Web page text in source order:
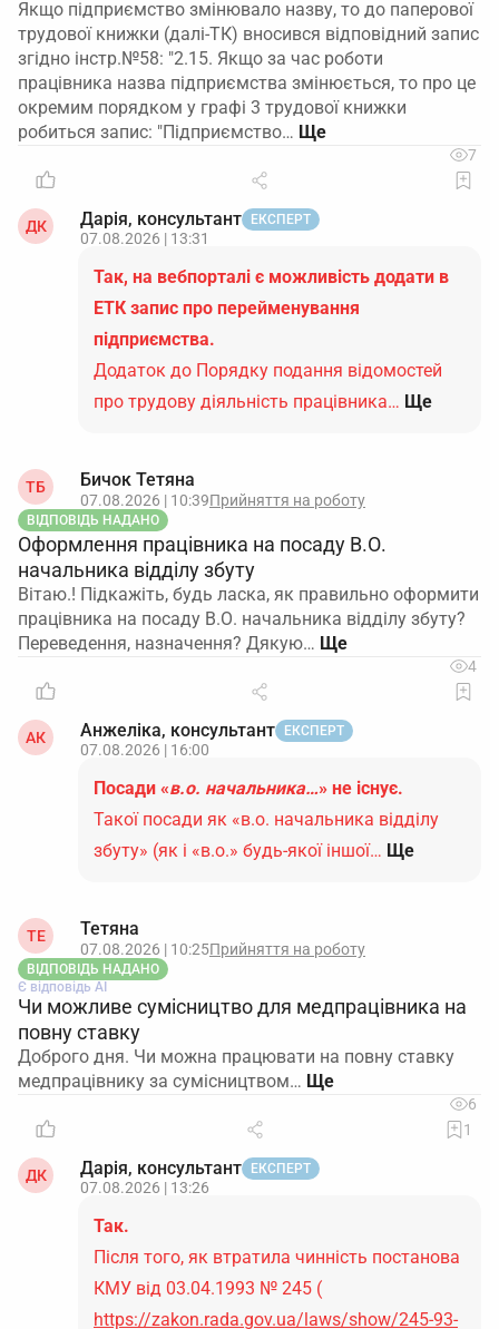
Якщо підприємство змінювало назву, то до паперової
трудової книжки (далі-ТК) вносився відповідний запис
згідно інстр.№58: "2.15. Якщо за час роботи
працівника назва підприємства змінюється, то про це
окремим порядком у графі 3 трудової книжки
робиться запис: "Підприємство…
7
ДК Дарія, консультант ЕКСПЕРТ
07.08.2026 | 13:31
Так, на вебпорталі є можливість додати в
ЕТК запис про перейменування
підприємства.
Додаток до Порядку подання відомостей
про трудову діяльність працівника… Ще
ТБ Бичок Тетяна
07.08.2026 | 10:39Прийняття на роботу
ВІДПОВІДЬ НАДАНО
Оформлення працівника на посаду В.О.
начальника відділу збуту
Вітаю.! Підкажіть, будь ласка, як правильно оформити
працівника на посаду В.О. начальника відділу збуту?
Переведення, назначення? Дякую…
4
АК Анжеліка, консультант ЕКСПЕРТ
07.08.2026 | 16:00
Посади «в.о. начальника…» не існує.
Такої посади як «в.о. начальника відділу
збуту» (як і «в.о.» будь-якої іншої… Ще
ТЕ Тетяна
07.08.2026 | 10:25Прийняття на роботу
ВІДПОВІДЬ НАДАНО
Є відповідь АІ
Чи можливе сумісництво для медпрацівника на
повну ставку
Доброго дня. Чи можна працювати на повну ставку
медпрацівнику за сумісництвом…
6
1
ДК Дарія, консультант ЕКСПЕРТ
07.08.2026 | 13:26
Так.
Після того, як втратила чинність постанова
КМУ від 03.04.1993 № 245 (
https://zakon.rada.gov.ua/laws/show/245-93-